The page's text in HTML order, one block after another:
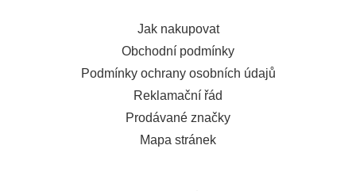
Jak nakupovat
Obchodní podmínky
Podmínky ochrany osobních údajů
Reklamační řád
Prodávané značky
Mapa stránek